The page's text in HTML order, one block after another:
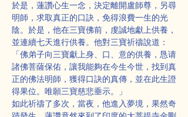
於是，蓮讚心生一念，決定離開盧師尊，另尋
明師，求取真正的口訣，免得浪費一生的光
陰。於是，他在三寶佛前，虔誠地獻上供養，
並連續七天進行供養。他對三寶祈禱說道：
「佛弟子向三寶獻上身、口、意的供養，恳请
諸佛菩薩保佑，讓我能夠在今生今世，找到真
正的佛法明師，獲得口訣的真傳，並在此生證
得果位。唯願三寶慈悲垂示。」
如此祈禱了多次，當夜，他進入夢境，果然奇